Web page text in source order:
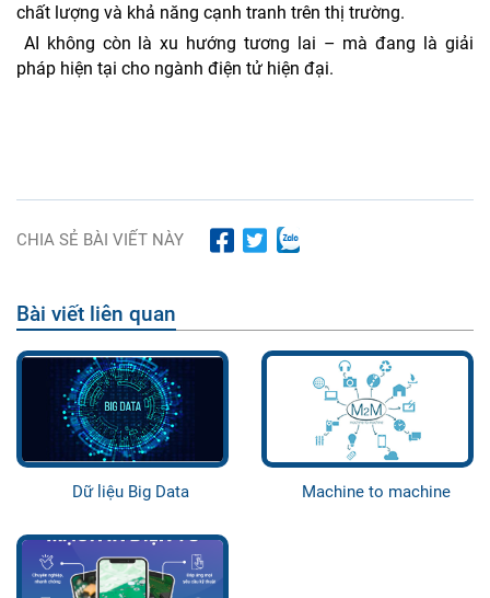
chất lượng và khả năng cạnh tranh trên thị trường.
AI không còn là xu hướng tương lai – mà đang là giải
pháp hiện tại cho ngành điện tử hiện đại.
CHIA SẺ BÀI VIẾT NÀY
Bài viết liên quan
Dữ liệu Big Data Machine to machine